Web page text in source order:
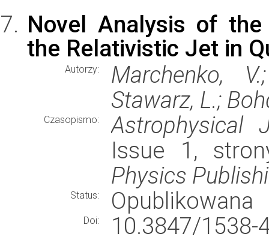
Novel Analysis of
the Relativistic Jet in
Autorzy:
Marchenko,
Stawarz, L.;
Czasopismo:
Astrophysical
Issue 1,
Physics
Status: Opublikowana
Doi:
10.3847/